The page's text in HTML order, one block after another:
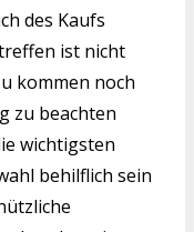
des Kaufs
ist nicht
kommen noch
zu beachten
wichtigsten
behilflich sein